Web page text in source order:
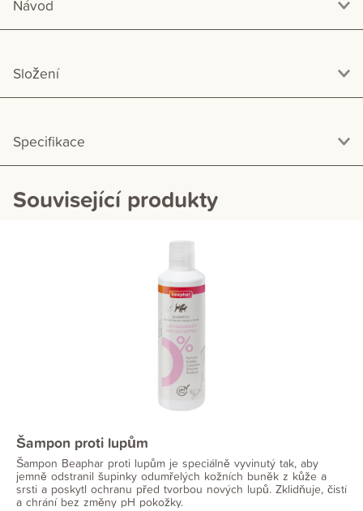
Návod
Složení
Specifikace
Související produkty
Šampon proti lupům
Šampon Beaphar proti lupům je speciálně vyvinutý tak, aby
jemně odstranil šupinky odumřelých kožních buněk z kůže a
srsti a poskytl ochranu před tvorbou nových lupů. Zklidňuje, čistí
a chrání bez změny pH pokožky.